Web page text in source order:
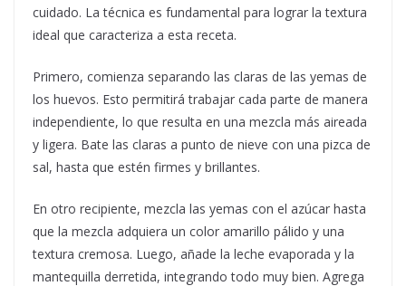
cuidado. La técnica es fundamental para lograr la textura
ideal que caracteriza a esta receta.
Primero, comienza separando las claras de las yemas de
los huevos. Esto permitirá trabajar cada parte de manera
independiente, lo que resulta en una mezcla más aireada
y ligera. Bate las claras a punto de nieve con una pizca de
sal, hasta que estén firmes y brillantes.
En otro recipiente, mezcla las yemas con el azúcar hasta
que la mezcla adquiera un color amarillo pálido y una
textura cremosa. Luego, añade la leche evaporada y la
mantequilla derretida, integrando todo muy bien. Agrega